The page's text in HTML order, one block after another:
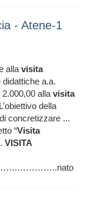
- Atene-1
allavisita
a.a.
2.000,00 allavisita
della
concretizzare ...
“Visita
VISITA